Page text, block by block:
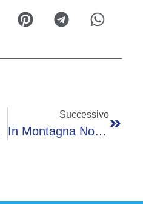
Successivo
In Montagna Non Sempre Con La Testa